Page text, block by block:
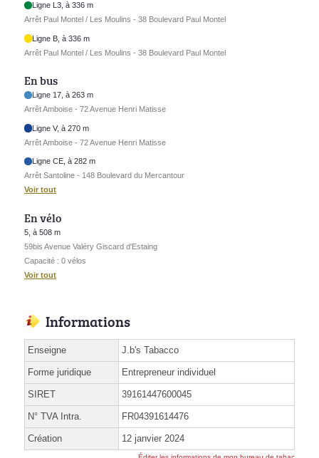
Ligne L3, à 336 m
Arrêt Paul Montel / Les Moulins - 38 Boulevard Paul Montel
Ligne B, à 336 m
Arrêt Paul Montel / Les Moulins - 38 Boulevard Paul Montel
En bus
Ligne 17, à 263 m
Arrêt Amboise - 72 Avenue Henri Matisse
Ligne V, à 270 m
Arrêt Amboise - 72 Avenue Henri Matisse
Ligne CE, à 282 m
Arrêt Santoline - 148 Boulevard du Mercantour
Voir tout
En vélo
5, à 508 m
59bis Avenue Valéry Giscard d'Estaing
Capacité : 0 vélos
Voir tout
Informations
Enseigne J.b's Tabacco
Forme juridique Entrepreneur individuel
SIRET 39161447600045
N° TVA Intra. FR04391614476
Création 12 janvier 2024